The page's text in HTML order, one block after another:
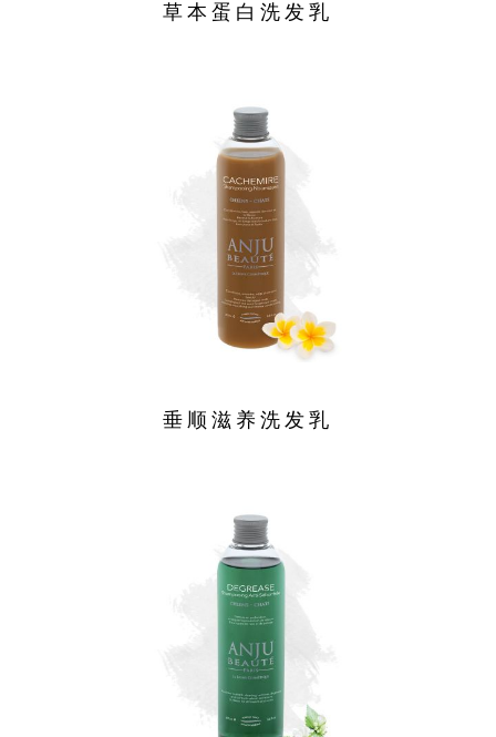
草本蛋白洗发乳
垂顺滋养洗发乳